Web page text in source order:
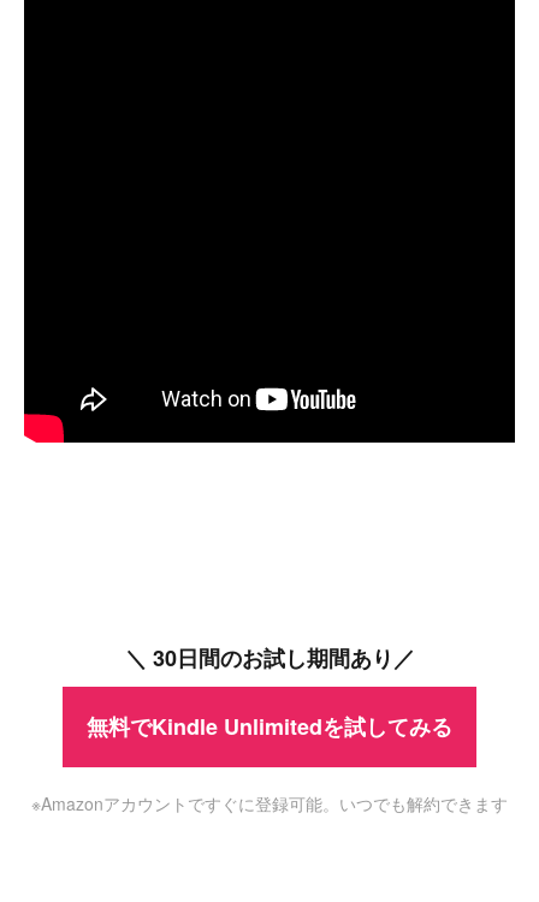
＼ 30日間のお試し期間あり／
無料でKindle Unlimitedを試してみる
※Amazonアカウントですぐに登録可能。いつでも解約できます